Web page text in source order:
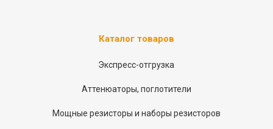
Каталог товаров
Экспресс-отгрузка
Аттенюаторы, поглотители
Мощные резисторы и наборы резисторов